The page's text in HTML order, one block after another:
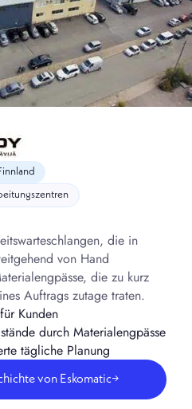
die in
von Hand
die zu kurz
Auftrags zutage traten.
Kunden
durch Materialengpässe
tägliche Planung
von Eskomatic→